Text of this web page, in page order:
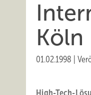
Köln
01.02.1998
High-Tech-